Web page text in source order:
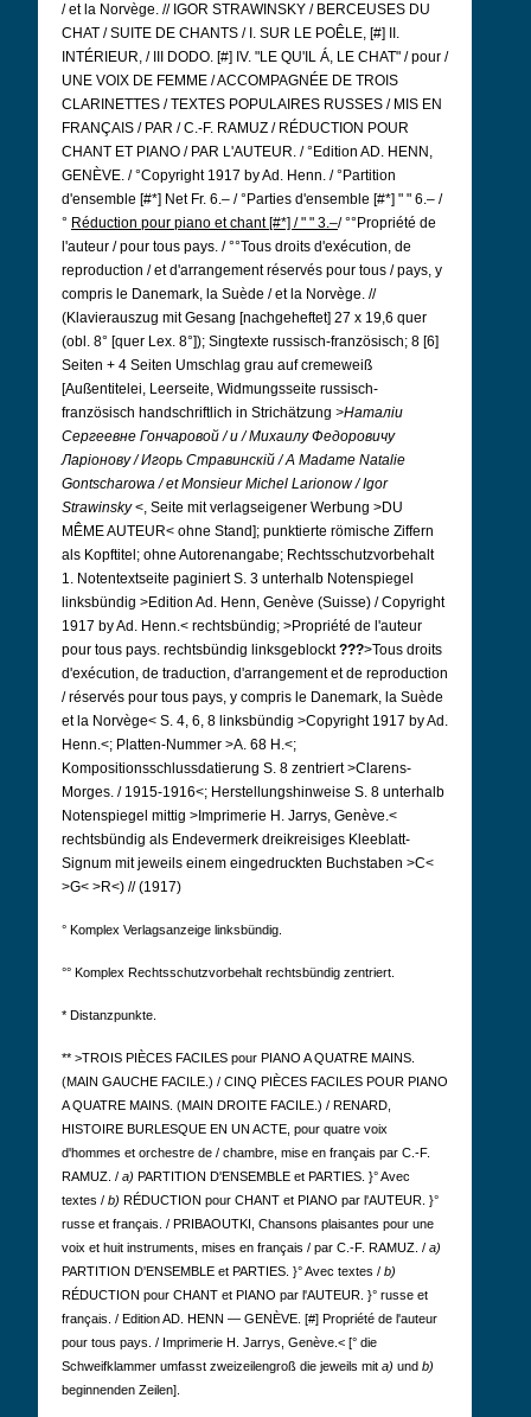
/ et la Norvège. // IGOR STRAWINSKY / BERCEUSES DU
CHAT / SUITE DE CHANTS / I. SUR LE POÊLE, [#] II.
INTÉRIEUR, / III DODO. [#] IV. "LE QU'IL Á, LE CHAT" / pour /
UNE VOIX DE FEMME / ACCOMPAGNÉE DE TROIS
CLARINETTES / TEXTES POPULAIRES RUSSES / MIS EN
FRANÇAIS / PAR / C.-F. RAMUZ / RÉDUCTION POUR
CHANT ET PIANO / PAR L'AUTEUR. / °Edition AD. HENN,
GENÈVE. / °Copyright 1917 by Ad. Henn. / °Partition
d'ensemble [#*] Net Fr. 6.– / °Parties d'ensemble [#*] " " 6.– /
° Réduction pour piano et chant [#*] / " " 3.–/ °°Propriété de
l'auteur / pour tous pays. / °°Tous droits d'exécution, de
reproduction / et d'arrangement réservés pour tous / pays, y
compris le Danemark, la Suède / et la Norvège. //
(Klavierauszug mit Gesang [nachgeheftet] 27 x 19,6 quer
(obl. 8° [quer Lex. 8°]); Singtexte russisch-französisch; 8 [6]
Seiten + 4 Seiten Umschlag grau auf cremeweiß
[Außentitelei, Leerseite, Widmungsseite russisch-
französisch handschriftlich in Strichätzung >Наталiи
Сергеевне Гончаровой / и / Михаилу Федоровичу
Ларiонову / Игорь Стравинскiй / A Madame Natalie
Gontscharowa / et Monsieur Michel Larionow / Igor
Strawinsky<, Seite mit verlagseigener Werbung >DU
MÊME AUTEUR< ohne Stand]; punktierte römische Ziffern
als Kopftitel; ohne Autorenangabe; Rechtsschutzvorbehalt
1. Notentextseite paginiert S. 3 unterhalb Notenspiegel
linksbündig >Edition Ad. Henn, Genève (Suisse) / Copyright
1917 by Ad. Henn.< rechtsbündig; >Propriété de l'auteur
pour tous pays. rechtsbündig linksgeblockt???>Tous droits
d'exécution, de traduction, d'arrangement et de reproduction
/ réservés pour tous pays, y compris le Danemark, la Suède
et la Norvège< S. 4, 6, 8 linksbündig >Copyright 1917 by Ad.
Henn.<; Platten-Nummer >A. 68 H.<;
Kompositionsschlussdatierung S. 8 zentriert >Clarens-
Morges. / 1915-1916<; Herstellungshinweise S. 8 unterhalb
Notenspiegel mittig >Imprimerie H. Jarrys, Genève.<
rechtsbündig als Endevermerk dreikreisiges Kleeblatt-
Signum mit jeweils einem eingedruckten Buchstaben >C<
>G< >R<) // (1917)
° Komplex Verlagsanzeige linksbündig.
°° Komplex Rechtsschutzvorbehalt rechtsbündig zentriert.
* Distanzpunkte.
** >TROIS PIÈCES FACILES pour PIANO A QUATRE MAINS.
(MAIN GAUCHE FACILE.) / CINQ PIÈCES FACILES POUR PIANO
A QUATRE MAINS. (MAIN DROITE FACILE.) / RENARD,
HISTOIRE BURLESQUE EN UN ACTE, pour quatre voix
d'hommes et orchestre de / chambre, mise en français par C.-F.
RAMUZ. / a) PARTITION D'ENSEMBLE et PARTIES. }° Avec
textes / b) RÉDUCTION pour CHANT et PIANO par l'AUTEUR. }°
russe et français. / PRIBAOUTKI, Chansons plaisantes pour une
voix et huit instruments, mises en français / par C.-F. RAMUZ. / a)
PARTITION D'ENSEMBLE et PARTIES. }° Avec textes / b)
RÉDUCTION pour CHANT et PIANO par l'AUTEUR. }° russe et
français. / Edition AD. HENN — GENÈVE. [#] Propriété de l'auteur
pour tous pays. / Imprimerie H. Jarrys, Genève.< [° die
Schweifklammer umfasst zweizeilengroß die jeweils mit a) und b)
beginnenden Zeilen].